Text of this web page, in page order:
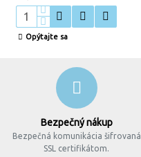
Opýtajte sa
Bezpečný nákup
Bezpečná komunikácia šifrovaná
SSL certifikátom.